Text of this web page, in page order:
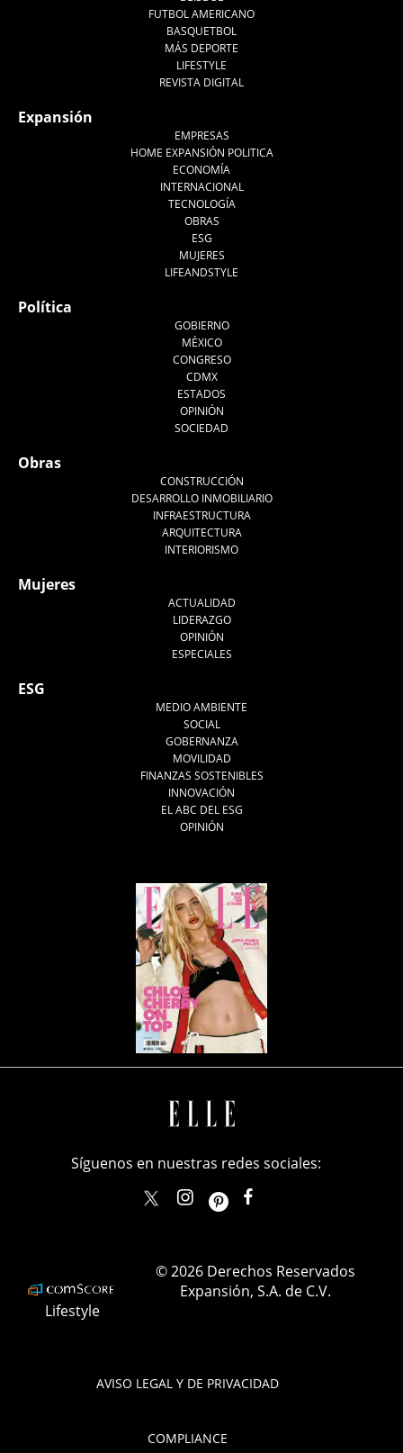
FUTBOL AMERICANO
BASQUETBOL
MÁS DEPORTE
LIFESTYLE
REVISTA DIGITAL
Expansión
EMPRESAS
HOME EXPANSIÓN POLITICA
ECONOMÍA
INTERNACIONAL
TECNOLOGÍA
OBRAS
ESG
MUJERES
LIFEANDSTYLE
Política
GOBIERNO
MÉXICO
CONGRESO
CDMX
ESTADOS
OPINIÓN
SOCIEDAD
Obras
CONSTRUCCIÓN
DESARROLLO INMOBILIARIO
INFRAESTRUCTURA
ARQUITECTURA
INTERIORISMO
Mujeres
ACTUALIDAD
LIDERAZGO
OPINIÓN
ESPECIALES
ESG
MEDIO AMBIENTE
SOCIAL
GOBERNANZA
MOVILIDAD
FINANZAS SOSTENIBLES
INNOVACIÓN
EL ABC DEL ESG
OPINIÓN
AVISO LEGAL Y DE PRIVACIDAD
COMPLIANCE
Síguenos en nuestras redes sociales:
elle_mexicoellemexico
Lifestyle
© 2026 Derechos Reservados
Expansión, S.A. de C.V.